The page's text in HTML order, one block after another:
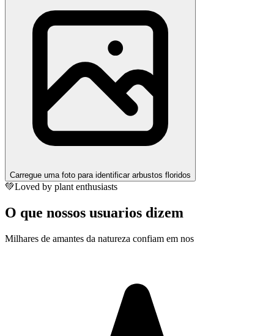
Carregue uma foto para identificar arbustos floridos
💚Loved by plant enthusiasts
O que nossos usuarios dizem
Milhares de amantes da natureza confiam em nos